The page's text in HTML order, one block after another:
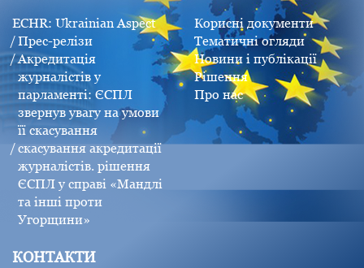
ECHR: Ukrainian Aspect
Прес-релізи
Акредитація
журналістів у
парламенті: ЄСПЛ
звернув увагу на умови
її скасування
скасування акредитації
журналістів. рішення
ЄСПЛ у справі «Мандлі
та інші проти
Угорщини»
Корисні документи
Тематичні огляди
Новини і публікації
Рішення
Про нас
КОНТАКТИ